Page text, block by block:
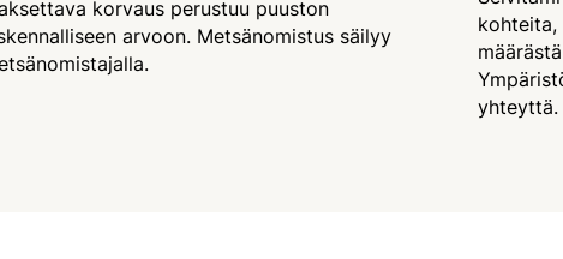
korvaus perustuu puuston
arvoon. Metsänomistus säilyy
kohteita,
yhteyttä.